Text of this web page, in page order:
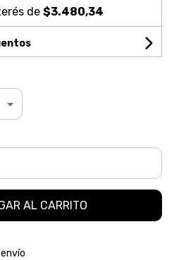
de $3.480,34
AL CARRITO